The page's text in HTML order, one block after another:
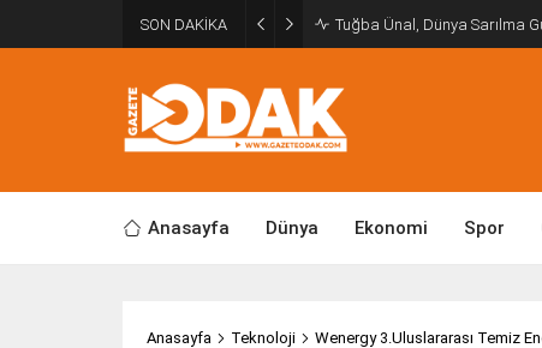
SON DAKİKA Tuğba Ünal, Dünya Sarılma
Anasayfa Dünya Ekonomi Spor
Anasayfa Teknoloji Wenergy 3.Uluslararası Temiz